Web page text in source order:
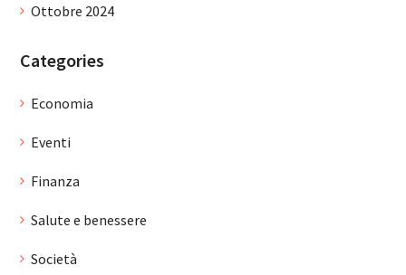
Ottobre 2024
Categories
Economia
Eventi
Finanza
Salute e benessere
Società